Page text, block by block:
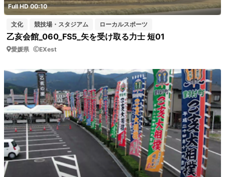
Full HD 00:10
文化 競技場・スタジアム ローカルスポーツ
乙亥会館_060_FS5_矢を受け取る力士 短01
愛媛県 EXest